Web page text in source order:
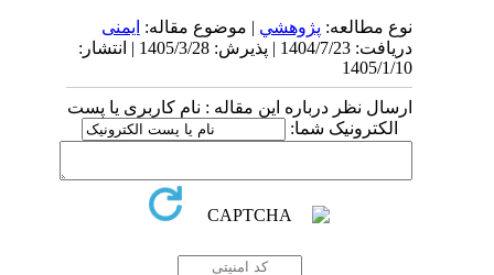
نوع مطالعه:پژوهشي| موضوع مقاله:ایمنی
دریافت: 1404/7/23 | پذیرش: 1405/3/28 | انتشار:
1405/1/10
ارسال نظر درباره این مقاله : نام کاربری یا پست
الکترونیک شما: